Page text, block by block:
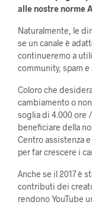
alle nostre norme
Naturalmente, le
se un canale è
continueremo a
community, spam
Coloro che
cambiamento o
soglia di 4.000 ore
beneficiare della
Centro assistenza
per far crescere i
Anche se il 2017 è
contributi dei
rendono YouTube